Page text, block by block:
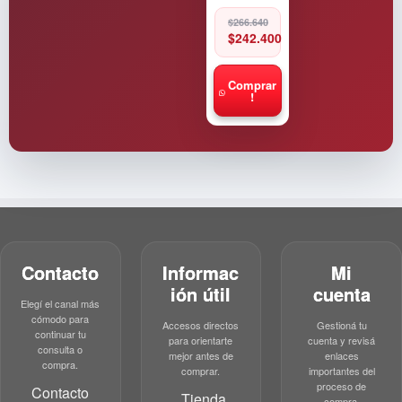
$266.640
Original
price
was:
$266.640.
$242.400
Current
price
is:
$242.400.
Comprar
!
Contacto
Elegí el canal más
cómodo para
continuar tu
consulta o
compra.
Contacto
Informac
ión útil
Accesos directos
para orientarte
mejor antes de
comprar.
Mi
cuenta
Gestioná tu
cuenta y revisá
enlaces
importantes del
proceso de